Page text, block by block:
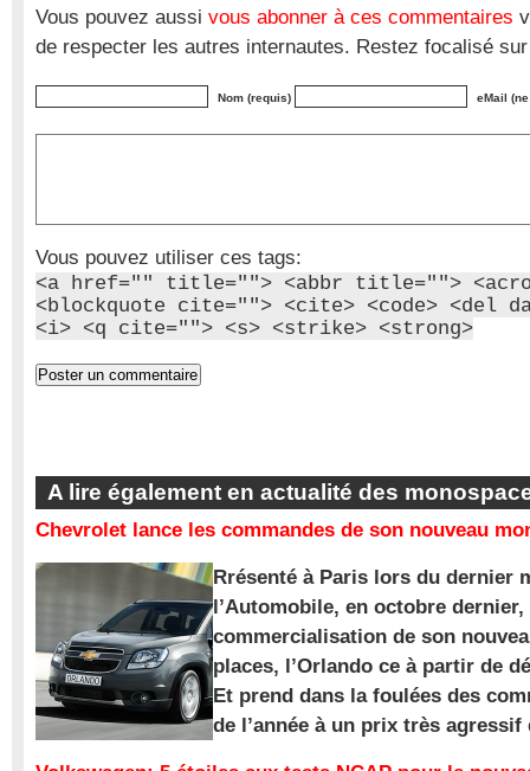
Vous pouvez aussi vous abonner à ces commentaires
de respecter les autres internautes. Restez focalisé
Nom (requis) eMail
Vous pouvez utiliser ces tags:
<a href="" title=""> <abbr title="">
<blockquote cite=""> <cite> <code> <del
<i> <q cite=""> <s> <strike> <strong>
A lire également en actualité des
Chevrolet lance les commandes de son nouveau
Rrésenté à Paris lors du dernier
l’Automobile, en octobre
commercialisation de son
places, l’Orlando ce à partir de
Et prend dans la foulées des
de l’année à un prix très agressif